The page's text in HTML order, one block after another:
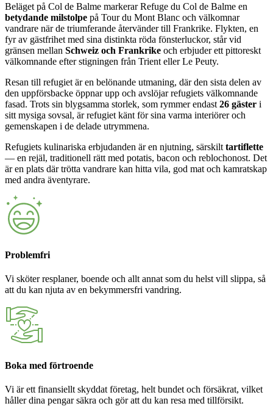
Beläget på Col de Balme markerar Refuge du Col de Balme en
betydande milstolpe på Tour du Mont Blanc och välkomnar
vandrare när de triumferande återvänder till Frankrike. Flykten, en
fyr av gästfrihet med sina distinkta röda fönsterluckor, står vid
gränsen mellan Schweiz och Frankrike och erbjuder ett pittoreskt
välkomnande efter stigningen från Trient eller Le Peuty.
Resan till refugiet är en belönande utmaning, där den sista delen av
den uppförsbacke öppnar upp och avslöjar refugiets välkomnande
fasad. Trots sin blygsamma storlek, som rymmer endast 26 gäster i
sitt mysiga sovsal, är refugiet känt för sina varma interiörer och
gemenskapen i de delade utrymmena.
Refugiets kulinariska erbjudanden är en njutning, särskilt tartiflette
— en rejäl, traditionell rätt med potatis, bacon och reblochonost. Det
är en plats där trötta vandrare kan hitta vila, god mat och kamratskap
med andra äventyrare.
Problemfri
Vi sköter resplaner, boende och allt annat som du helst vill slippa, så
att du kan njuta av en bekymmersfri vandring.
Boka med förtroende
Vi är ett finansiellt skyddat företag, helt bundet och försäkrat, vilket
håller dina pengar säkra och gör att du kan resa med tillförsikt.